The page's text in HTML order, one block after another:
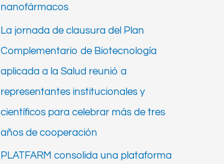
nanofármacos
La jornada de clausura del Plan
Complementario de Biotecnología
aplicada a la Salud reunió a
representantes institucionales y
científicos para celebrar más de tres
años de cooperación
PLATFARM consolida una plataforma